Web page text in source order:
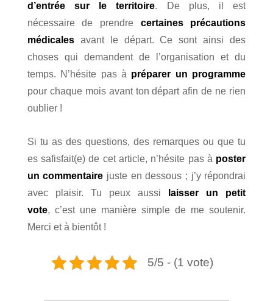
d’entrée sur le territoire. De plus, il est
nécessaire de prendre certaines précautions
médicalesavant le départ. Ce sont ainsi des
choses qui demandent de l’organisation et du
temps. N’hésite pas à préparer un programme
pour chaque mois avant ton départ afin de ne rien
oublier !
Si tu as des questions, des remarques ou que tu
es safisfait(e) de cet article, n’hésite pas àposter
un commentaire juste en dessous ; j’y répondrai
avec plaisir. Tu peux aussi laisser un petit
vote, c’est une manière simple de me soutenir.
Merci et à bientôt !
5/5 - (1 vote)